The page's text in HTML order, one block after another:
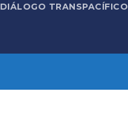
DIÁLOGO TRANSPACÍFICO